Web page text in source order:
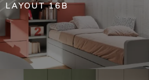
LAYOUT 16B